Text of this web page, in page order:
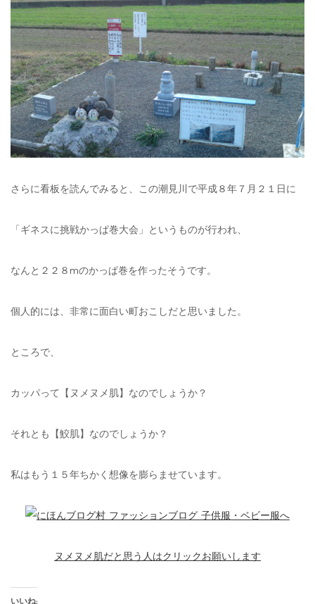
さらに看板を読んでみると、この潮見川で平成８年７月２１日に
「ギネスに挑戦かっぱ巻大会」というものが行われ、
なんと２２８mのかっぱ巻を作ったそうです。
個人的には、非常に面白い町おこしだと思いました。
ところで、
カッパって【ヌメヌメ肌】なのでしょうか？
それとも【鮫肌】なのでしょうか？
私はもう１５年ちかく想像を膨らませています。
ヌメヌメ肌だと思う人はクリックお願いします